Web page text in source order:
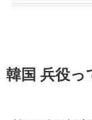
韓国 兵役っ